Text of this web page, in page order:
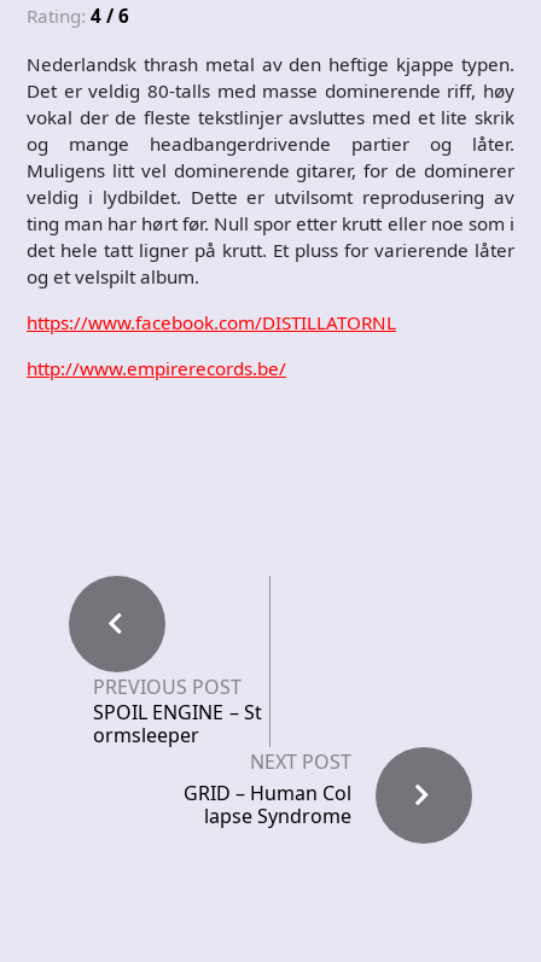
Rating: 4 / 6
Nederlandsk thrash metal av den heftige kjappe typen.
Det er veldig 80-talls med masse dominerende riff, høy
vokal der de fleste tekstlinjer avsluttes med et lite skrik
og mange headbangerdrivende partier og låter.
Muligens litt vel dominerende gitarer, for de dominerer
veldig i lydbildet. Dette er utvilsomt reprodusering av
ting man har hørt før. Null spor etter krutt eller noe som i
det hele tatt ligner på krutt. Et pluss for varierende låter
og et velspilt album.
https://www.facebook.com/DISTILLATORNL
http://www.empirerecords.be/
PREVIOUS POST
SPOIL ENGINE – St
ormsleeper
NEXT POST
GRID – Human Col
lapse Syndrome